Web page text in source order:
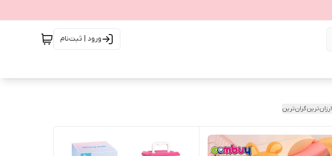
ورود | ثبت‌نام
ارزان‌ترینگران‌ترین